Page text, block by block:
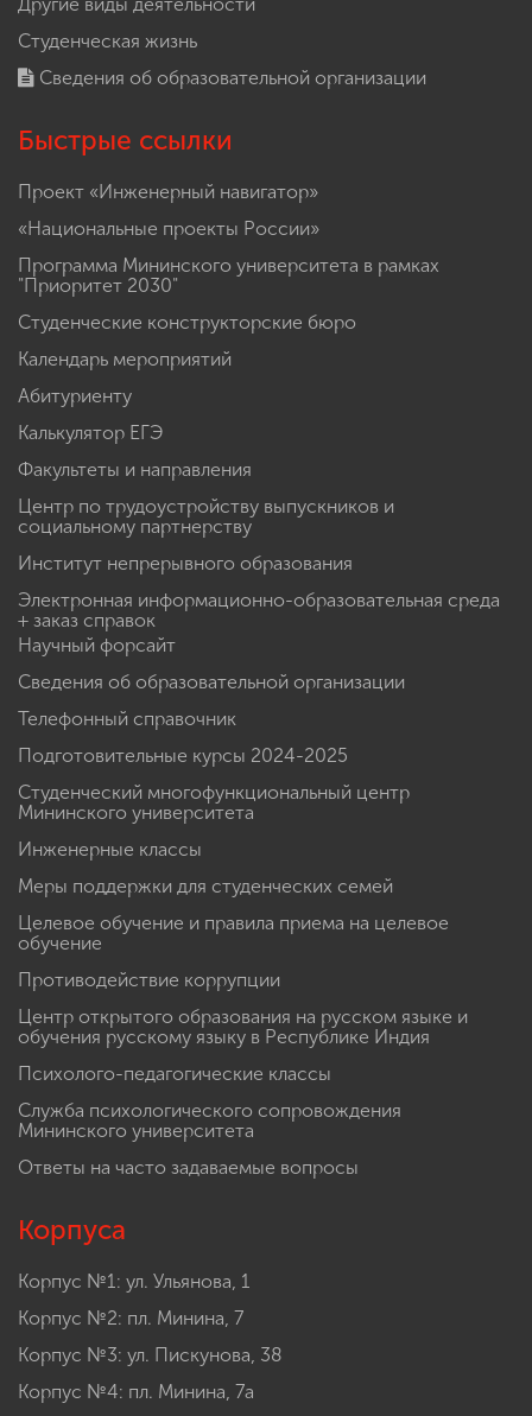
Студенческая жизнь
Сведения об образовательной организации
Быстрые ссылки
Проект «Инженерный навигатор»
«Национальные проекты России»
Программа Мининского университета в рамках
"Приоритет 2030"
Студенческие конструкторские бюро
Календарь мероприятий
Абитуриенту
Калькулятор ЕГЭ
Факультеты и направления
Центр по трудоустройству выпускников и
социальному партнерству
Институт непрерывного образования
Электронная информационно-образовательная среда
+ заказ справок
Научный форсайт
Сведения об образовательной организации
Телефонный справочник
Подготовительные курсы 2024-2025
Студенческий многофункциональный центр
Мининского университета
Инженерные классы
Меры поддержки для студенческих семей
Целевое обучение и правила приема на целевое
обучение
Противодействие коррупции
Центр открытого образования на русском языке и
обучения русскому языку в Республике Индия
Психолого-педагогические классы
Служба психологического сопровождения
Мининского университета
Ответы на часто задаваемые вопросы
Корпуса
Корпус №1: ул. Ульянова, 1
Корпус №2: пл. Минина, 7
Корпус №3: ул. Пискунова, 38
Корпус №4: пл. Минина, 7а